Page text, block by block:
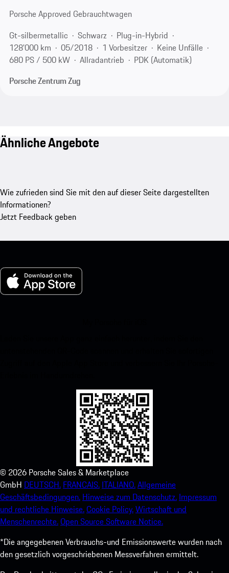
Porsche Approved Gebrauchtwagen
Gt-silbermetallic
Schwarz
Plug-in-Hybrid
128'000 km
05/2018 1 Vorbesitzer
Keine Unfälle
680 PS / 500 kW
Allradantrieb
PDK (Automatik)
Porsche Zentrum Zug
Ähnliche Angebote
Wie zufrieden sind Sie mit den auf dieser Seite dargestellten
Informationen?
Jetzt Feedback geben
© 2026 Porsche Sales & Marketplace
GmbH DEUTSCH. FRANCAIS. ITALIANO.Allgemeine
Geschäftsbedingungen. Hinweise zum Datenschutz. Impressum
und rechtliche Hinweise.Cookie Policy.Wirtschaft und
Menschenrechte.Open Source Software Notice.
*Die angegebenen Verbrauchs-und Emissionswerte wurden nach
den gesetzlich vorgeschriebenen Messverfahren ermittelt.